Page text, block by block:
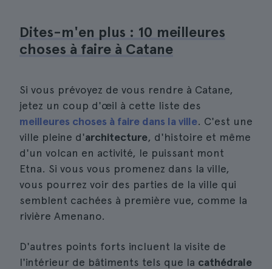
Dites-m'en plus : 10 meilleures
choses à faire à Catane
Si vous prévoyez de vous rendre à Catane,
jetez un coup d'œil à cette liste des
meilleures choses à faire dans la ville. C'est une
ville pleine d'architecture, d'histoire et même
d'un volcan en activité, le puissant mont
Etna. Si vous vous promenez dans la ville,
vous pourrez voir des parties de la ville qui
semblent cachées à première vue, comme la
rivière Amenano.
D'autres points forts incluent la visite de
l'intérieur de bâtiments tels que la cathédrale